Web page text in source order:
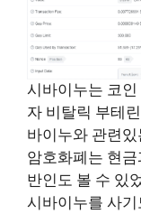
시바이누는 코인
자 비탈릭 부테
바이누와 관련
암호화폐는 현
반인도 볼 수 있
시바이누를 사